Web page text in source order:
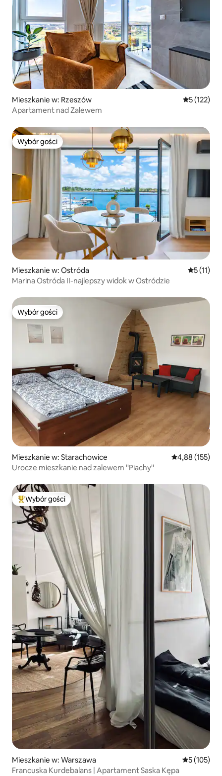
Mieszkanie w: Rzeszów Średnia
5 (122)
Apartament nad Zalewem
Wybór gości
Wybór gości
Mieszkanie w: Ostróda Średnia
5 (11)
Marina Ostróda II-najlepszy widok w Ostródzie
Wybór gości
Wybór gości
Mieszkanie w: Starachowice Średnia
4,88 (155)
Urocze mieszkanie nad zalewem ''Piachy''
Najpopularniejsze z kategorii Wybór gości
Wybór gości
Mieszkanie w: Warszawa Średnia
5 (105)
Francuska Kurdebalans | Apartament Saska Kępa